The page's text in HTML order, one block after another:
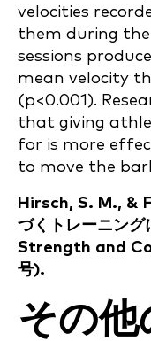
velocities
them during the
sessions
mean velocity
(p<0.001).
that giving
for is more
to move the
Hirsch, S. M., &
づくトレーニン
Strength and
号).
その他